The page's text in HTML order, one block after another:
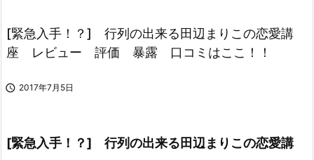
次へ
[緊急入手！？] 行列の出来る田辺まりこの恋愛講
座 レビュー 評価 暴露 口コミはここ！！
 2017年7月5日
[緊急入手！？] 行列の出来る田辺まりこの恋愛講